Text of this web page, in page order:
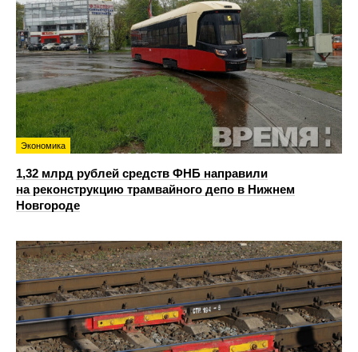
Экономика
1,32 млрд рублей средств ФНБ направили
на реконструкцию трамвайного депо в Нижнем
Новгороде